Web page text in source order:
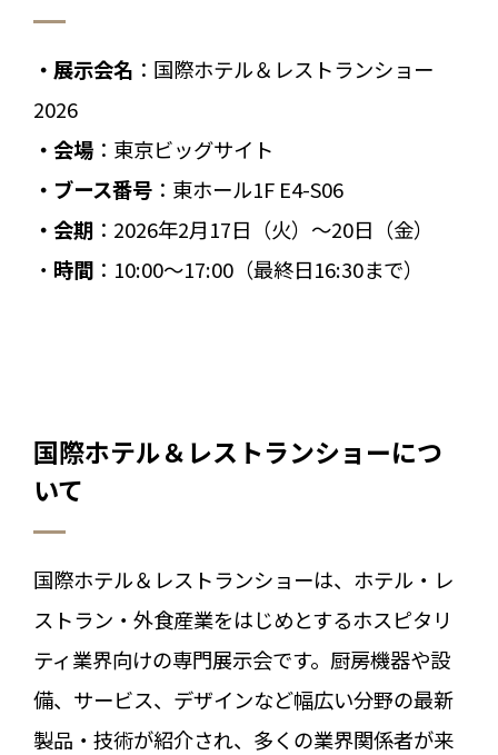
・展示会名 ：国際ホテル＆レストランショー
2026
・会場 ：東京ビッグサイト
・ブース番号 ：東ホール1F E4-S06
・会期 ：2026年2月17日（火）～20日（金）
・ 時間 ：10:00～17:00（最終日16:30まで）
国際ホテル＆レストランショーにつ
いて
国際ホテル＆レストランショーは、ホテル・レ
ストラン・外食産業をはじめとするホスピタリ
ティ業界向けの専門展示会です。厨房機器や設
備、サービス、デザインなど幅広い分野の最新
製品・技術が紹介され、多くの業界関係者が来